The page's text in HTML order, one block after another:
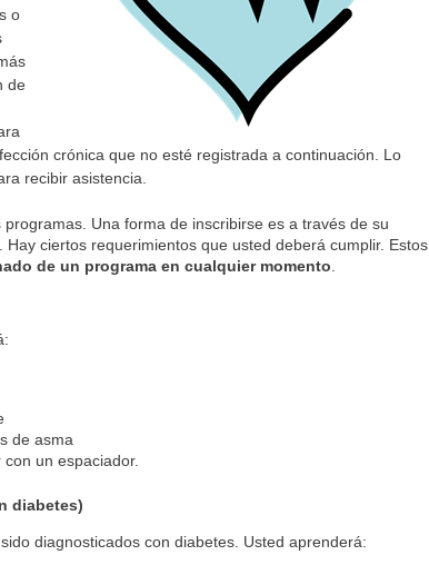
o
de
crónica que no esté registrada a continuación. Lo
recibir asistencia.
Una forma de inscribirse es a través de su
ciertos requerimientos que usted deberá cumplir. Estos
de un programa en cualquier momento
:
de asma
un espaciador.
diabetes)
diagnosticados con diabetes. Usted aprenderá: